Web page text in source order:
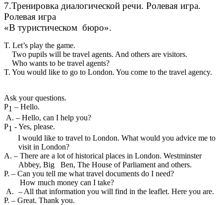
7.Тренировка диалогической речи. Ролевая игра.
Ролевая игра
«В туристическом бюро».
T. Let’s play the game.
Two pupils will be travel agents. And others are visitors.
Who wants to be travel agents?
T. You would like to go to London. You come to the travel agency.
Ask your questions.
P1 – Hello.
– Hello, can I help you?
P1 - Yes, please.
I would like to travel to London. What would you advice me to
visit in London?
A. – There are a lot of historical places in London. Westminster
Abbey, Big Ben, The House of Parliament and others.
P. – Can you tell me what travel documents do I need?
How much money can I take?
– All that information you will find in the leaflet. Here you are.
P. – Great. Thank you.